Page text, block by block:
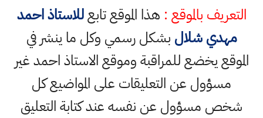
التعريف بالموقع : هذا الموقع تابعللاستاذ احمد
مهدي شلال بشكل رسمي وكل ما ينشر في
الموقع يخضع للمراقبة وموقع الاستاذ احمد غير
مسؤول عن التعليقات على المواضيع كل
شخص مسؤول عن نفسه عند كتابة التعليق